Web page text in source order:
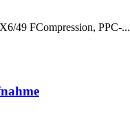
49 FCompression, PPC-...